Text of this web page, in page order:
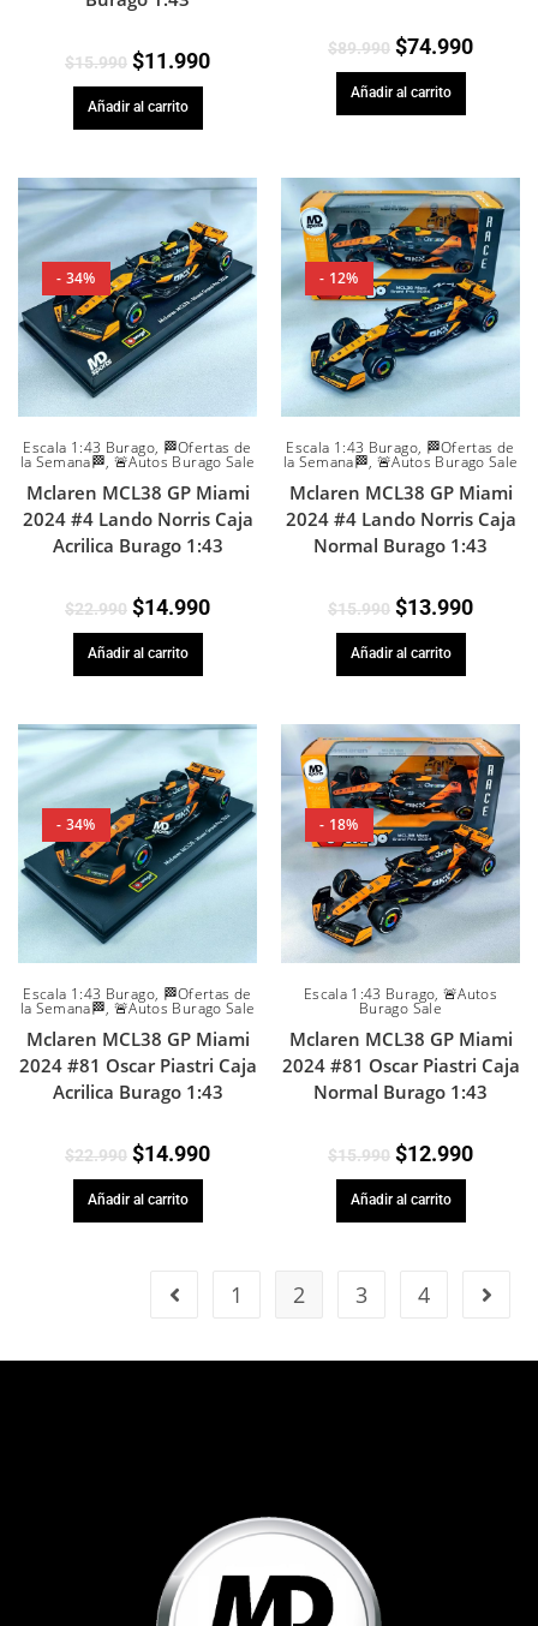
$15.990 $11.990
Añadir al carrito
$89.990 $74.990
Añadir al carrito
- 34%
Escala 1:43 Burago, 🏁Ofertas de
la Semana🏁, 🚨Autos Burago Sale
Mclaren MCL38 GP Miami
2024 #4 Lando Norris Caja
Acrilica Burago 1:43
$22.990 $14.990
Añadir al carrito
- 12%
Escala 1:43 Burago, 🏁Ofertas de
la Semana🏁, 🚨Autos Burago Sale
Mclaren MCL38 GP Miami
2024 #4 Lando Norris Caja
Normal Burago 1:43
$15.990 $13.990
Añadir al carrito
- 34%
Escala 1:43 Burago, 🏁Ofertas de
la Semana🏁, 🚨Autos Burago Sale
Mclaren MCL38 GP Miami
2024 #81 Oscar Piastri Caja
Acrilica Burago 1:43
$22.990 $14.990
Añadir al carrito
- 18%
Escala 1:43 Burago,🚨Autos
Burago Sale
Mclaren MCL38 GP Miami
2024 #81 Oscar Piastri Caja
Normal Burago 1:43
$15.990 $12.990
Añadir al carrito
1 2 3 4